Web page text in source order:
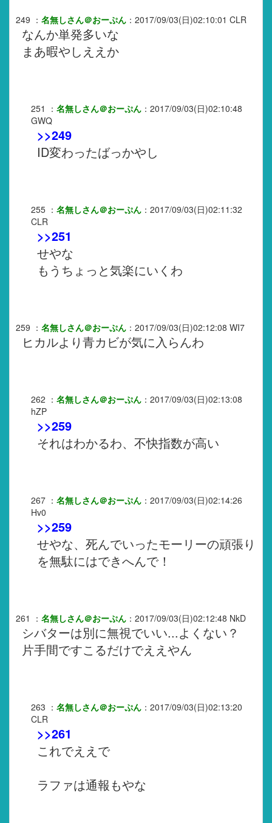
249 ： 名無しさん＠おーぷん ： 2017/09/03(日)02:10:01 CLR
なんか単発多いな
まあ暇やしええか
251 ： 名無しさん＠おーぷん ： 2017/09/03(日)02:10:48
GWQ
>>249
ID変わったばっかやし
255 ： 名無しさん＠おーぷん ： 2017/09/03(日)02:11:32
CLR
>>251
せやな
もうちょっと気楽にいくわ
259 ： 名無しさん＠おーぷん ： 2017/09/03(日)02:12:08 WI7
ヒカルより青カビが気に入らんわ
262 ： 名無しさん＠おーぷん ： 2017/09/03(日)02:13:08
hZP
>>259
それはわかるわ、不快指数が高い
267 ： 名無しさん＠おーぷん ： 2017/09/03(日)02:14:26
Hv0
>>259
せやな、死んでいったモーリーの頑張り
を無駄にはできへんで！
261 ： 名無しさん＠おーぷん ： 2017/09/03(日)02:12:48 NkD
シバターは別に無視でいい...よくない？
片手間ですこるだけでええやん
263 ： 名無しさん＠おーぷん ： 2017/09/03(日)02:13:20
CLR
>>261
これでええで
ラファは通報もやな